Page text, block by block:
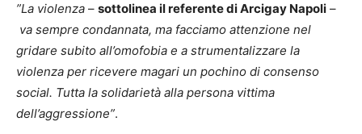
”La violenza – sottolinea il referente di Arcigay Napoli –
va sempre condannata, ma facciamo attenzione nel
gridare subito all’omofobia e a strumentalizzare la
violenza per ricevere magari un pochino di consenso
social. Tutta la solidarietà alla persona vittima
dell’aggressione”.